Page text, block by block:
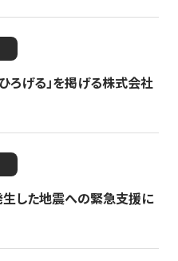
ろげる」を掲げる株式会社
生した地震への緊急支援に